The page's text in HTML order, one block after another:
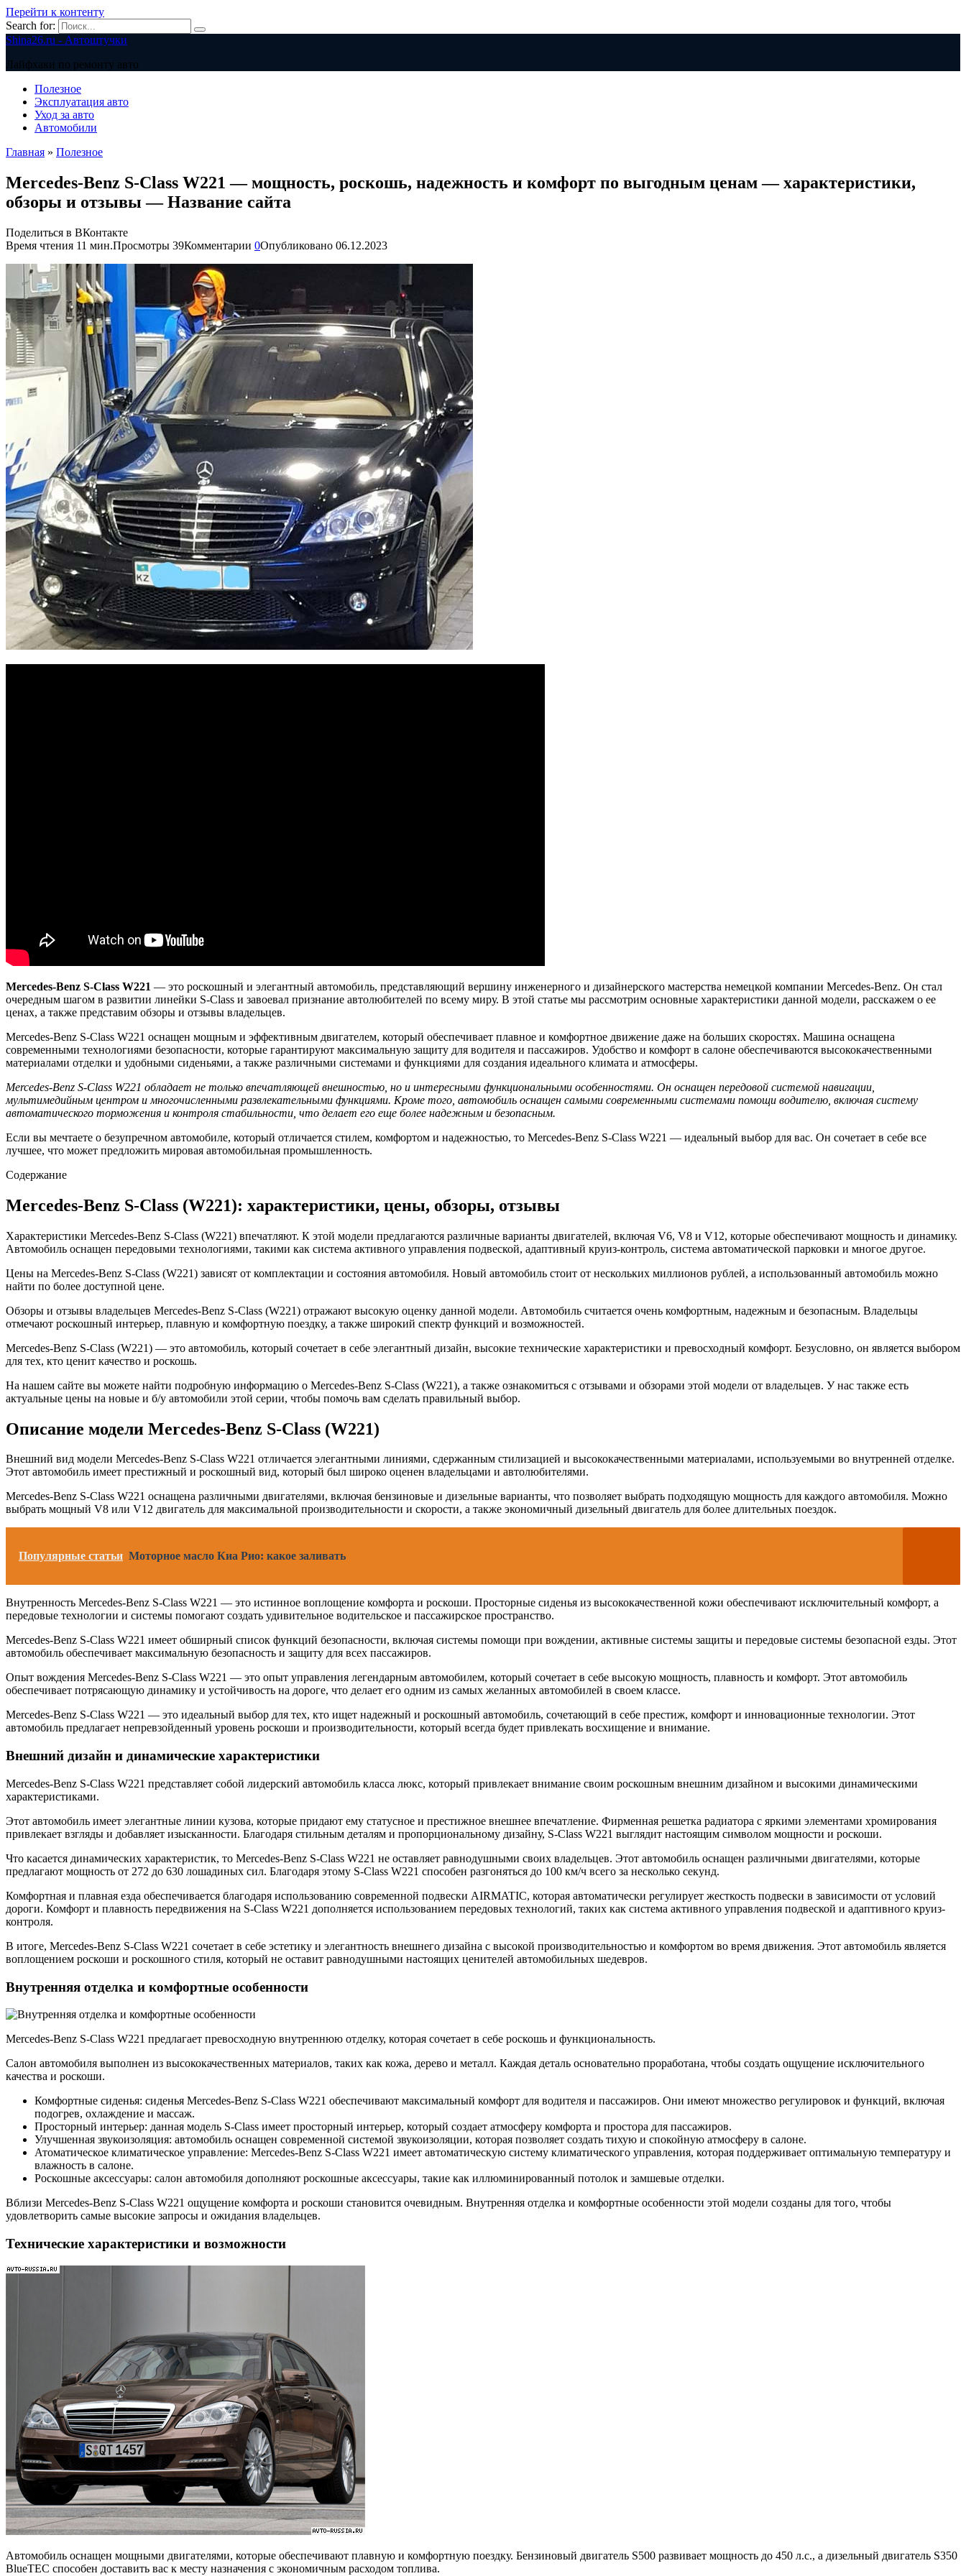
Перейти к контенту
Search for:
Shina26.ru - Автоштучки
Лайфхаки по ремонту авто
Полезное
Эксплуатация авто
Уход за авто
Автомобили
Главная » Полезное
Mercedes-Benz S-Class W221 — мощность, роскошь, надежность и комфорт по выгодным ценам — характеристики,
обзоры и отзывы — Название сайта
Поделиться в ВКонтакте
Время чтения 11 мин.Просмотры 39Комментарии 0Опубликовано 06.12.2023
Mercedes-Benz S-Class W221 — это роскошный и элегантный автомобиль, представляющий вершину инженерного и дизайнерского мастерства немецкой компании Mercedes-Benz. Он стал
очередным шагом в развитии линейки S-Class и завоевал признание автолюбителей по всему миру. В этой статье мы рассмотрим основные характеристики данной модели, расскажем о ее
ценах, а также представим обзоры и отзывы владельцев.
Mercedes-Benz S-Class W221 оснащен мощным и эффективным двигателем, который обеспечивает плавное и комфортное движение даже на больших скоростях. Машина оснащена
современными технологиями безопасности, которые гарантируют максимальную защиту для водителя и пассажиров. Удобство и комфорт в салоне обеспечиваются высококачественными
материалами отделки и удобными сиденьями, а также различными системами и функциями для создания идеального климата и атмосферы.
Mercedes-Benz S-Class W221 обладает не только впечатляющей внешностью, но и интересными функциональными особенностями. Он оснащен передовой системой навигации,
мультимедийным центром и многочисленными развлекательными функциями. Кроме того, автомобиль оснащен самыми современными системами помощи водителю, включая систему
автоматического торможения и контроля стабильности, что делает его еще более надежным и безопасным.
Если вы мечтаете о безупречном автомобиле, который отличается стилем, комфортом и надежностью, то Mercedes-Benz S-Class W221 — идеальный выбор для вас. Он сочетает в себе все
лучшее, что может предложить мировая автомобильная промышленность.
Содержание
Mercedes-Benz S-Class (W221): характеристики, цены, обзоры, отзывы
Характеристики Mercedes-Benz S-Class (W221) впечатляют. К этой модели предлагаются различные варианты двигателей, включая V6, V8 и V12, которые обеспечивают мощность и динамику.
Автомобиль оснащен передовыми технологиями, такими как система активного управления подвеской, адаптивный круиз-контроль, система автоматической парковки и многое другое.
Цены на Mercedes-Benz S-Class (W221) зависят от комплектации и состояния автомобиля. Новый автомобиль стоит от нескольких миллионов рублей, а использованный автомобиль можно
найти по более доступной цене.
Обзоры и отзывы владельцев Mercedes-Benz S-Class (W221) отражают высокую оценку данной модели. Автомобиль считается очень комфортным, надежным и безопасным. Владельцы
отмечают роскошный интерьер, плавную и комфортную поездку, а также широкий спектр функций и возможностей.
Mercedes-Benz S-Class (W221) — это автомобиль, который сочетает в себе элегантный дизайн, высокие технические характеристики и превосходный комфорт. Безусловно, он является выбором
для тех, кто ценит качество и роскошь.
На нашем сайте вы можете найти подробную информацию о Mercedes-Benz S-Class (W221), а также ознакомиться с отзывами и обзорами этой модели от владельцев. У нас также есть
актуальные цены на новые и б/у автомобили этой серии, чтобы помочь вам сделать правильный выбор.
Описание модели Mercedes-Benz S-Class (W221)
Внешний вид модели Mercedes-Benz S-Class W221 отличается элегантными линиями, сдержанным стилизацией и высококачественными материалами, используемыми во внутренней отделке.
Этот автомобиль имеет престижный и роскошный вид, который был широко оценен владельцами и автолюбителями.
Mercedes-Benz S-Class W221 оснащена различными двигателями, включая бензиновые и дизельные варианты, что позволяет выбрать подходящую мощность для каждого автомобиля. Можно
выбрать мощный V8 или V12 двигатель для максимальной производительности и скорости, а также экономичный дизельный двигатель для более длительных поездок.
Популярные статьи Моторное масло Киа Рио: какое заливать
Внутренность Mercedes-Benz S-Class W221 — это истинное воплощение комфорта и роскоши. Просторные сиденья из высококачественной кожи обеспечивают исключительный комфорт, а
передовые технологии и системы помогают создать удивительное водительское и пассажирское пространство.
Mercedes-Benz S-Class W221 имеет обширный список функций безопасности, включая системы помощи при вождении, активные системы защиты и передовые системы безопасной езды. Этот
автомобиль обеспечивает максимальную безопасность и защиту для всех пассажиров.
Опыт вождения Mercedes-Benz S-Class W221 — это опыт управления легендарным автомобилем, который сочетает в себе высокую мощность, плавность и комфорт. Этот автомобиль
обеспечивает потрясающую динамику и устойчивость на дороге, что делает его одним из самых желанных автомобилей в своем классе.
Mercedes-Benz S-Class W221 — это идеальный выбор для тех, кто ищет надежный и роскошный автомобиль, сочетающий в себе престиж, комфорт и инновационные технологии. Этот
автомобиль предлагает непревзойденный уровень роскоши и производительности, который всегда будет привлекать восхищение и внимание.
Внешний дизайн и динамические характеристики
Mercedes-Benz S-Class W221 представляет собой лидерский автомобиль класса люкс, который привлекает внимание своим роскошным внешним дизайном и высокими динамическими
характеристиками.
Этот автомобиль имеет элегантные линии кузова, которые придают ему статусное и престижное внешнее впечатление. Фирменная решетка радиатора с яркими элементами хромирования
привлекает взгляды и добавляет изысканности. Благодаря стильным деталям и пропорциональному дизайну, S-Class W221 выглядит настоящим символом мощности и роскоши.
Что касается динамических характеристик, то Mercedes-Benz S-Class W221 не оставляет равнодушными своих владельцев. Этот автомобиль оснащен различными двигателями, которые
предлагают мощность от 272 до 630 лошадиных сил. Благодаря этому S-Class W221 способен разгоняться до 100 км/ч всего за несколько секунд.
Комфортная и плавная езда обеспечивается благодаря использованию современной подвески AIRMATIC, которая автоматически регулирует жесткость подвески в зависимости от условий
дороги. Комфорт и плавность передвижения на S-Class W221 дополняется использованием передовых технологий, таких как система активного управления подвеской и адаптивного круиз-
контроля.
В итоге, Mercedes-Benz S-Class W221 сочетает в себе эстетику и элегантность внешнего дизайна с высокой производительностью и комфортом во время движения. Этот автомобиль является
воплощением роскоши и роскошного стиля, который не оставит равнодушными настоящих ценителей автомобильных шедевров.
Внутренняя отделка и комфортные особенности
Mercedes-Benz S-Class W221 предлагает превосходную внутреннюю отделку, которая сочетает в себе роскошь и функциональность.
Салон автомобиля выполнен из высококачественных материалов, таких как кожа, дерево и металл. Каждая деталь основательно проработана, чтобы создать ощущение исключительного
качества и роскоши.
Комфортные сиденья: сиденья Mercedes-Benz S-Class W221 обеспечивают максимальный комфорт для водителя и пассажиров. Они имеют множество регулировок и функций, включая
подогрев, охлаждение и массаж.
Просторный интерьер: данная модель S-Class имеет просторный интерьер, который создает атмосферу комфорта и простора для пассажиров.
Улучшенная звукоизоляция: автомобиль оснащен современной системой звукоизоляции, которая позволяет создать тихую и спокойную атмосферу в салоне.
Атоматическое климатическое управление: Mercedes-Benz S-Class W221 имеет автоматическую систему климатического управления, которая поддерживает оптимальную температуру и
влажность в салоне.
Роскошные аксессуары: салон автомобиля дополняют роскошные аксессуары, такие как иллюминированный потолок и замшевые отделки.
Вблизи Mercedes-Benz S-Class W221 ощущение комфорта и роскоши становится очевидным. Внутренняя отделка и комфортные особенности этой модели созданы для того, чтобы
удовлетворить самые высокие запросы и ожидания владельцев.
Технические характеристики и возможности
Автомобиль оснащен мощными двигателями, которые обеспечивают плавную и комфортную поездку. Бензиновый двигатель S500 развивает мощность до 450 л.с., а дизельный двигатель S350
BlueTEC способен доставить вас к месту назначения с экономичным расходом топлива.